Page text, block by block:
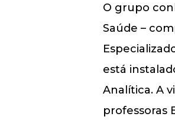
O grupo
Saúde –
está
Analítica. A
professoras